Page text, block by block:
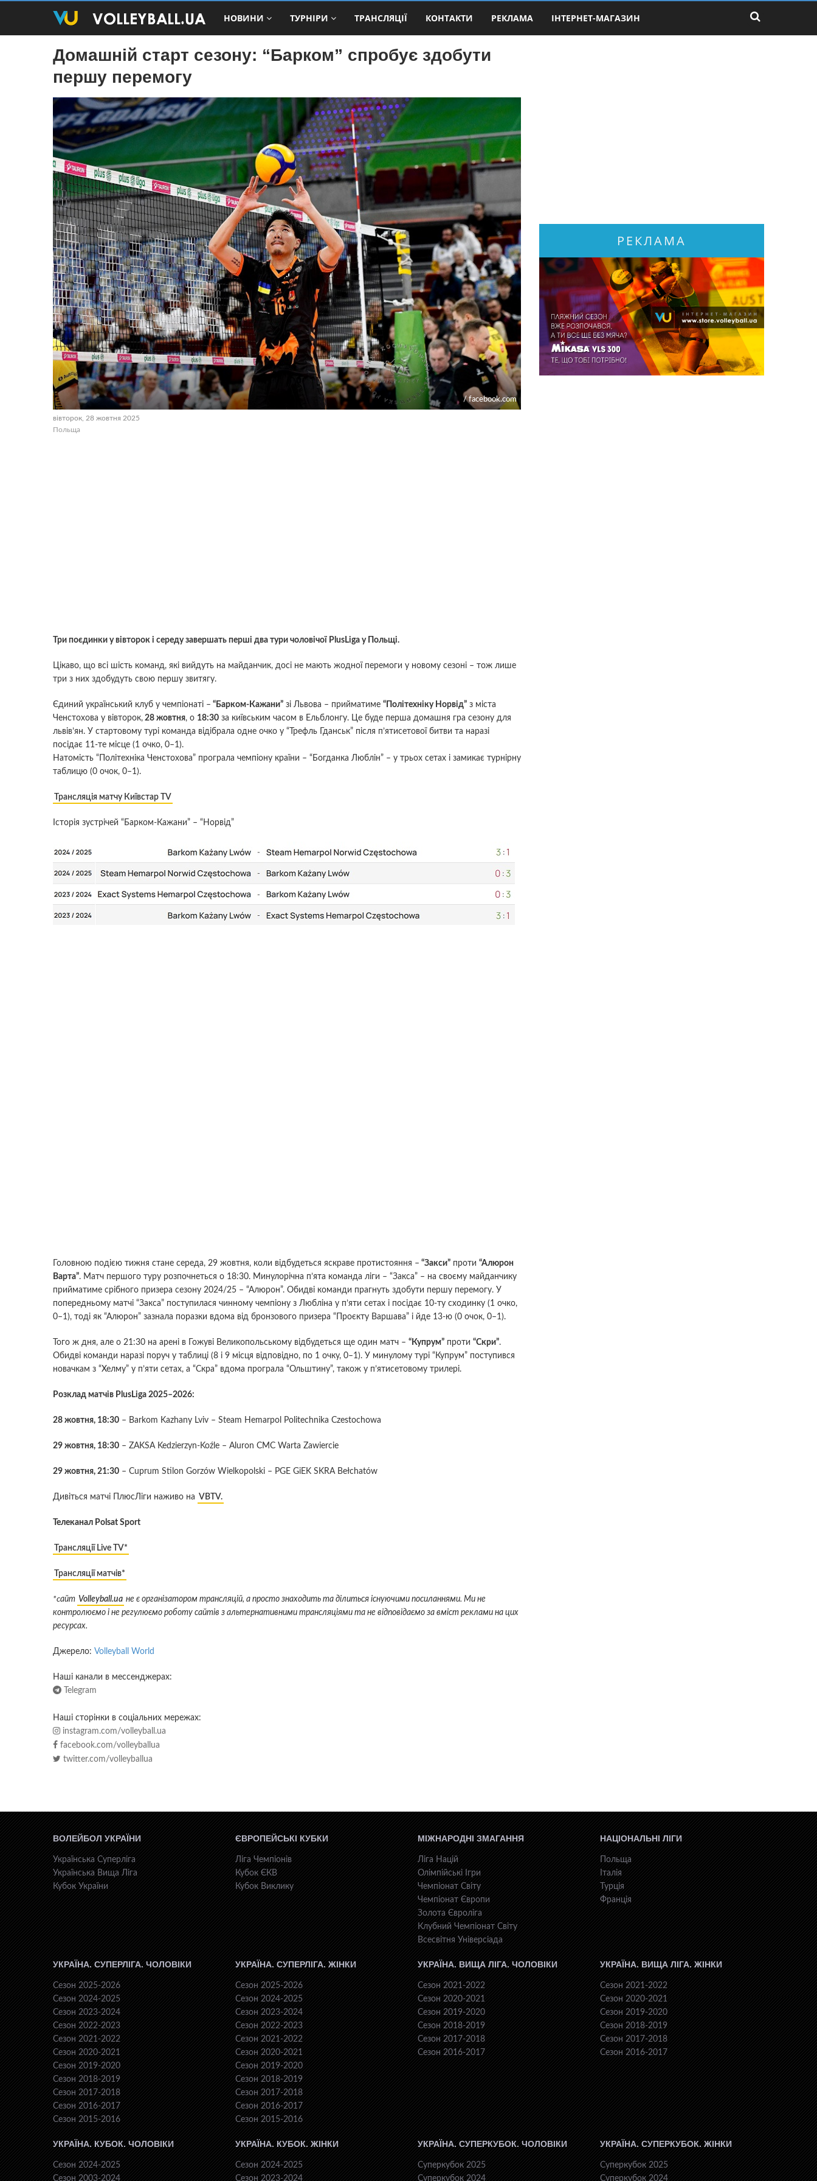
НОВИНИ ТУРНІРИ ТРАНСЛЯЦІЇ КОНТАКТИ РЕКЛАМА ІНТЕРНЕТ-МАГАЗИН
Домашній старт сезону: “Барком” спробує здобути
першу перемогу
/ facebook.com
вівторок, 28 жовтня 2025
Польща
Три поєдинки у вівторок і середу завершать перші два тури чоловічої PlusLiga у Польщі.
Цікаво, що всі шість команд, які вийдуть на майданчик, досі не мають жодної перемоги у новому сезоні – тож лише
три з них здобудуть свою першу звитягу.
Єдиний український клуб у чемпіонаті – “Барком-Кажани” зі Львова – прийматиме “Політехніку Норвід” з міста
Ченстохова у вівторок, 28 жовтня, о 18:30 за київським часом в Ельблонгу. Це буде перша домашня гра сезону для
львів’ян. У стартовому турі команда відібрала одне очко у “Трефль Гданськ” після п’ятисетової битви та наразі
посідає 11-те місце (1 очко, 0–1).
Натомість “Політехніка Ченстохова” програла чемпіону країни – “Богданка Люблін” – у трьох сетах і замикає турнірну
таблицю (0 очок, 0–1).
Трансляція матчу Київстар TV
Історія зустрічей “Барком-Кажани” – “Норвід”
Головною подією тижня стане середа, 29 жовтня, коли відбудеться яскраве протистояння – “Закси” проти “Алюрон
Варта”. Матч першого туру розпочнеться о 18:30. Минулорічна п’ята команда ліги – “Закса” – на своєму майданчику
прийматиме срібного призера сезону 2024/25 – “Алюрон”. Обидві команди прагнуть здобути першу перемогу. У
попередньому матчі “Закса” поступилася чинному чемпіону з Любліна у п’яти сетах і посідає 10-ту сходинку (1 очко,
0–1), тоді як “Алюрон” зазнала поразки вдома від бронзового призера “Проєкту Варшава” і йде 13-ю (0 очок, 0–1).
Того ж дня, але о 21:30 на арені в Гожуві Великопольському відбудеться ще один матч – “Купрум” проти “Скри”.
Обидві команди наразі поруч у таблиці (8 і 9 місця відповідно, по 1 очку, 0–1). У минулому турі “Купрум” поступився
новачкам з “Хелму” у п’яти сетах, а “Скра” вдома програла “Ольштину”, також у п’ятисетовому трилері.
Розклад матчів PlusLiga 2025–2026:
28 жовтня, 18:30 – Barkom Kazhany Lviv – Steam Hemarpol Politechnika Czestochowa
29 жовтня, 18:30 – ZAKSA Kedzierzyn-Koźle – Aluron CMC Warta Zawiercie
29 жовтня, 21:30 – Cuprum Stilon Gorzów Wielkopolski – PGE GiEK SKRA Bełchatów
Дивіться матчі ПлюсЛіги наживо на VBTV.
Телеканал Polsat Sport
Трансляції Live TV*
Трансляції матчів*
*cайт Volleyball.ua не є організатором трансляцій, а просто знаходить та ділиться існуючими посиланнями. Ми не
контролюємо і не регулюємо роботу сайтів з альтернативними трансляціями та не відповідаємо за вміст реклами на цих
ресурсах.
Джерело: Volleyball World
Наші канали в мессенджерах:
Telegram
Наші сторінки в соціальних мережах:
instagram.com/volleyball.ua
facebook.com/volleyballua
twitter.com/volleyballua
РЕКЛАМА
ВОЛЕЙБОЛ УКРАЇНИ
Українська Суперліга
Українська Вища Ліга
Кубок України
ЄВРОПЕЙСЬКІ КУБКИ
Ліга Чемпіонів
Кубок ЄКВ
Кубок Виклику
МІЖНАРОДНІ ЗМАГАННЯ
Ліга Націй
Олімпійські Ігри
Чемпіонат Світу
Чемпіонат Європи
Золота Євроліга
Клубний Чемпіонат Світу
Всесвiтня Унiверсiaда
НАЦІОНАЛЬНІ ЛІГИ
Польща
Італія
Турція
Франція
УКРАЇНА. СУПЕРЛІГА. ЧОЛОВІКИ
Сезон 2025-2026
Сезон 2024-2025
Сезон 2023-2024
Сезон 2022-2023
Сезон 2021-2022
Сезон 2020-2021
Сезон 2019-2020
Сезон 2018-2019
Сезон 2017-2018
Сезон 2016-2017
Сезон 2015-2016
УКРАЇНА. СУПЕРЛІГА. ЖІНКИ
Сезон 2025-2026
Сезон 2024-2025
Сезон 2023-2024
Сезон 2022-2023
Сезон 2021-2022
Сезон 2020-2021
Сезон 2019-2020
Сезон 2018-2019
Сезон 2017-2018
Сезон 2016-2017
Сезон 2015-2016
УКРАЇНА. ВИЩА ЛІГА. ЧОЛОВІКИ
Сезон 2021-2022
Сезон 2020-2021
Сезон 2019-2020
Сезон 2018-2019
Сезон 2017-2018
Сезон 2016-2017
УКРАЇНА. ВИЩА ЛІГА. ЖІНКИ
Сезон 2021-2022
Сезон 2020-2021
Сезон 2019-2020
Сезон 2018-2019
Сезон 2017-2018
Сезон 2016-2017
УКРАЇНА. КУБОК. ЧОЛОВІКИ
Сезон 2024-2025
Сезон 2003-2024
УКРАЇНА. КУБОК. ЖІНКИ
Сезон 2024-2025
Сезон 2023-2024
УКРАЇНА. СУПЕРКУБОК. ЧОЛОВІКИ
Суперкубок 2025
Суперкубок 2024
УКРАЇНА. СУПЕРКУБОК. ЖІНКИ
Суперкубок 2025
Суперкубок 2024